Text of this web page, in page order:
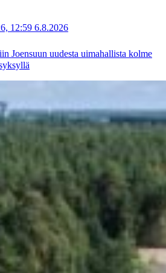
12:59 6.8.2026
Joensuun uudesta uimahallista kolme